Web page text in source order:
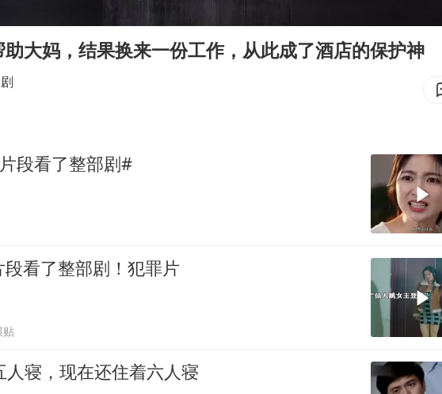
茅台部分直营店飞天茅台提价
白海豚将正面袭击贯穿浙江
酒店花洒现排泄物住客索赔遭拒
大妈，结果换来一份工作，从此成了酒店的保护神
段看了整部剧#
段看了整部剧！犯罪片
贴
人寝，现在还住着六人寝